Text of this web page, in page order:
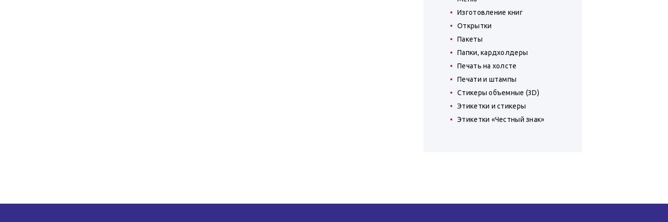
Изготовление книг
Открытки
Пакеты
Папки, кардхолдеры
Печать на холсте
Печати и штампы
Стикеры объемные (3D)
Этикетки и стикеры
Этикетки «Честный знак»